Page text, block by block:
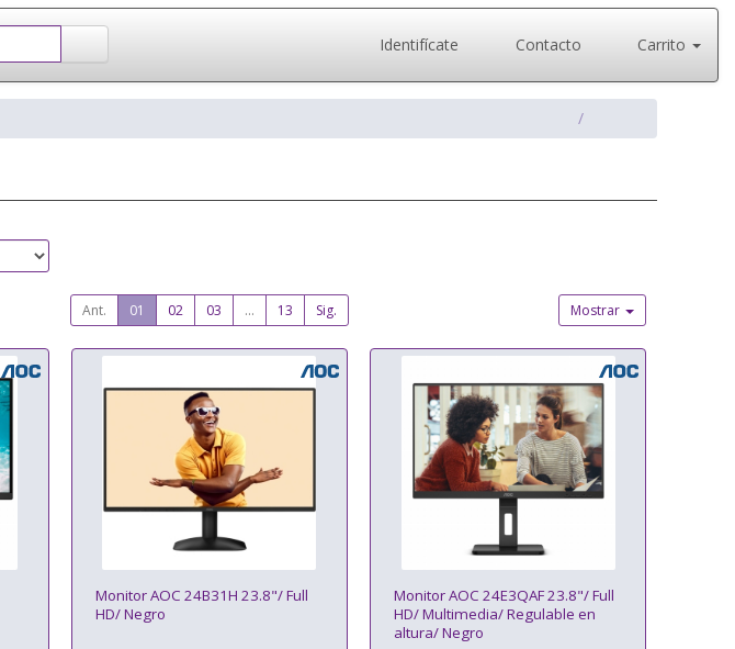
Identifícate Contacto Carrito
Ant. 01 02 03 ... 13 Sig. Mostrar
Monitor AOC 24B31H 23.8"/ Full
HD/ Negro
Monitor AOC 24E3QAF 23.8"/ Full
HD/ Multimedia/ Regulable en
altura/ Negro